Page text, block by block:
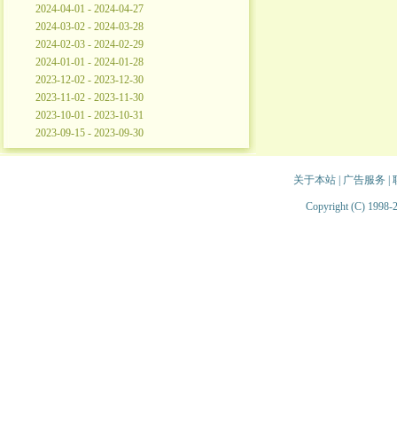
2024-04-01 - 2024-04-27
2024-03-02 - 2024-03-28
2024-02-03 - 2024-02-29
2024-01-01 - 2024-01-28
2023-12-02 - 2023-12-30
2023-11-02 - 2023-11-30
2023-10-01 - 2023-10-31
2023-09-15 - 2023-09-30
关于本站| 广告服务
Copyright (C) 1998-